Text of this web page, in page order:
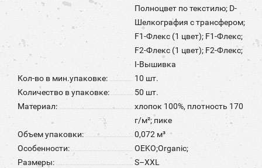
Полноцвет по текстилю; D-
Шелкография с трансфером;
F1-Флекс (1 цвет); F1-Флекс;
F2-Флекс (1 цвет); F2-Флекс;
I-Вышивка
Кол-во в мин.упаковке:
10 шт.
Количество в упаковке:
50 шт.
Материал:
хлопок 100%, плотность 170
г/м²; пике
Объем упаковки:
0,072 м³
Особенности:
OEKO;Organic;
Размеры:
S–XXL